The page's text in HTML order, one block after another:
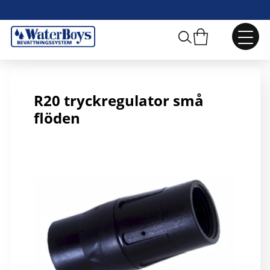
R20 Tryckregulator 1,1 bar
R20 tryckregulator små
flöden